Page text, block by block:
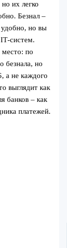
их легко
Безнал –
но вы
по
безнала, но
а не каждого
выглядит как
банков – как
платежей.